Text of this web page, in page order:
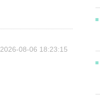
2026-08-06 18:23:15